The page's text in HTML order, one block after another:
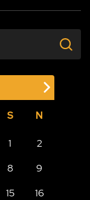
S N
1
2
8
9
15
16